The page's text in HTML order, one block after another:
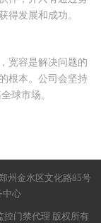
得发展和成功。
宽容是解决问题的
根本。公司会坚持
球市场。
州金水区文化路85号
中心
控门禁代理 版权所有